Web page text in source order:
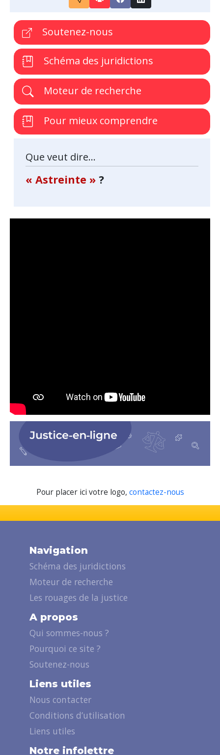
Soutenez-nous
Schéma des juridictions
Moteur de recherche
Pour mieux comprendre
Que veut dire...
« Astreinte » ?
Pour placer ici votre logo, contactez-nous
Navigation
Schéma des juridictions
Moteur de recherche
Les rouages de la justice
A propos
Qui sommes-nous ?
Pourquoi ce site ?
Soutenez-nous
Liens utiles
Nous contacter
Conditions d’utilisation
Liens utiles
Notre infolettre